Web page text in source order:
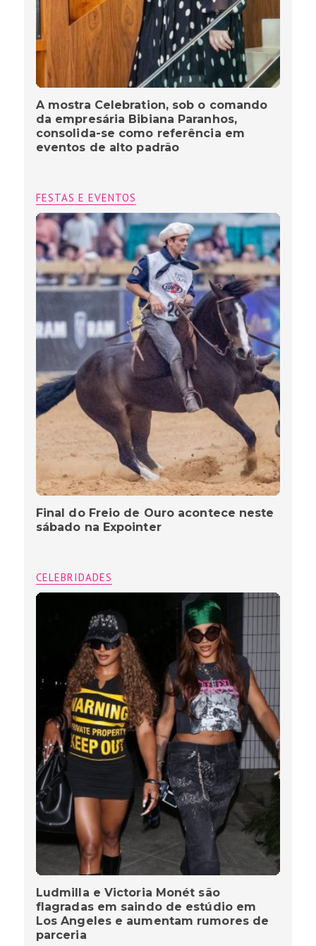
A mostra Celebration, sob o comando
da empresária Bibiana Paranhos,
consolida-se como referência em
eventos de alto padrão
FESTAS E EVENTOS
Final do Freio de Ouro acontece neste
sábado na Expointer
CELEBRIDADES
Ludmilla e Victoria Monét são
flagradas em saindo de estúdio em
Los Angeles e aumentam rumores de
parceria